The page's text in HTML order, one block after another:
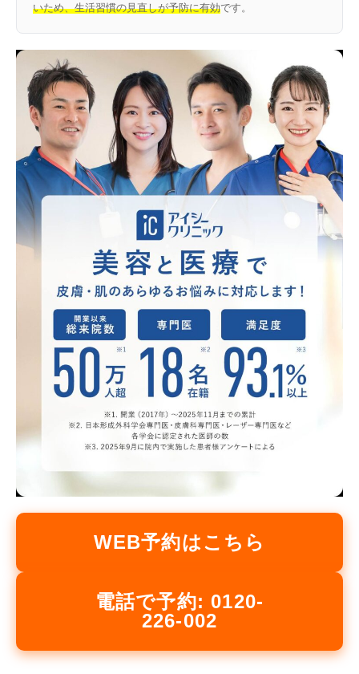
いため、生活習慣の見直しが予防に有効です。
WEB予約はこちら
電話で予約: 0120-
226-002